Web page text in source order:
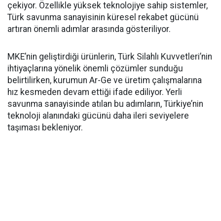
çekiyor. Özellikle yüksek teknolojiye sahip sistemler,
Türk savunma sanayisinin küresel rekabet gücünü
artıran önemli adımlar arasında gösteriliyor.
MKE’nin geliştirdiği ürünlerin, Türk Silahlı Kuvvetleri’nin
ihtiyaçlarına yönelik önemli çözümler sunduğu
belirtilirken, kurumun Ar-Ge ve üretim çalışmalarına
hız kesmeden devam ettiği ifade ediliyor. Yerli
savunma sanayisinde atılan bu adımların, Türkiye’nin
teknoloji alanındaki gücünü daha ileri seviyelere
taşıması bekleniyor.